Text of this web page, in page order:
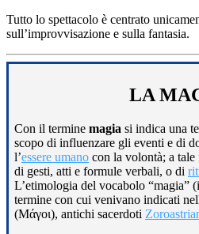
Tutto lo spettacolo è centrato
sull’improvvisazione e sulla fantasia.
LA
Con il termine magia si indica una
scopo di influenzare gli eventi e di
l’essere umano con la volontà; a
di gesti, atti e formule verbali, o di
L’etimologia del vocabolo “magia”
termine con cui venivano indicati
(Μάγοι), antichi sacerdoti